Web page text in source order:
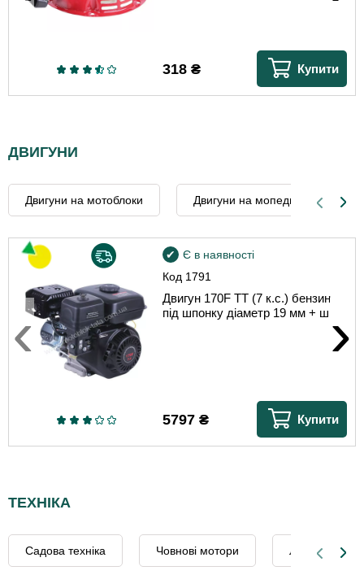
318 ₴ Купити
ДВИГУНИ
Двигуни на мотоблоки Двигуни на мопеди та
Код 1791
Є в наявності
Двигун 170F TT (7 к.с.) бензин
під шпонку діаметр 19 мм + шків
5797 ₴ Купити
‹ ›
ТЕХНІКА
Садова техніка Човнові мотори Лущильники